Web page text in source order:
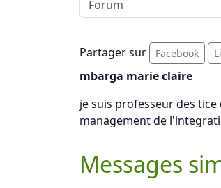
Partager sur Facebook
mbarga marie claire
je suis professeur des
management de
Messages